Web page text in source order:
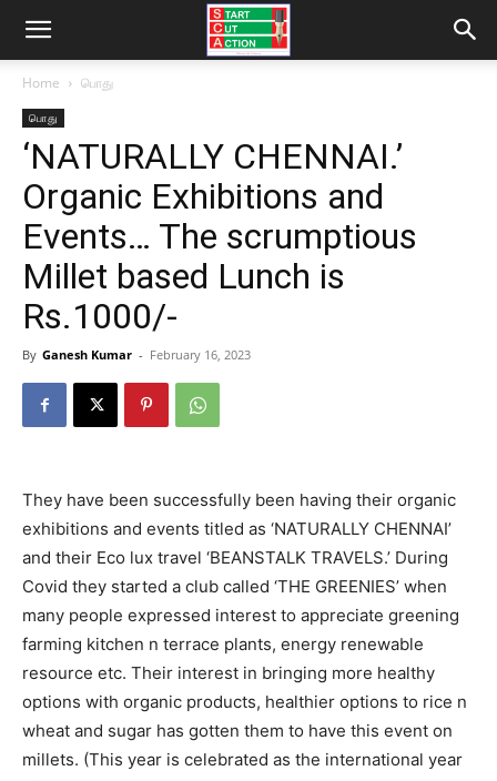
Home பொது
பொது
‘NATURALLY CHENNAI.’
Organic Exhibitions and
Events… The scrumptious
Millet based Lunch is
Rs.1000/-
By Ganesh Kumar - February 16, 2023
They have been successfully been having their organic
exhibitions and events titled as ‘NATURALLY CHENNAI’
and their Eco lux travel ‘BEANSTALK TRAVELS.’ During
Covid they started a club called ‘THE GREENIES’ when
many people expressed interest to appreciate greening
farming kitchen n terrace plants, energy renewable
resource etc. Their interest in bringing more healthy
options with organic products, healthier options to rice n
wheat and sugar has gotten them to have this event on
millets. (This year is celebrated as the international year